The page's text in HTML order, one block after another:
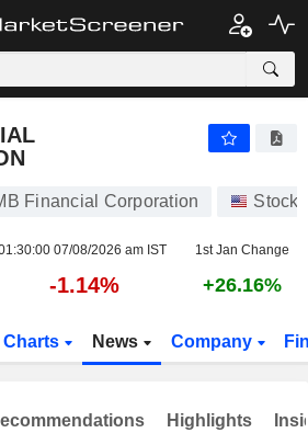
Financial Corporation Stocks
07/08/2026 am IST 1st Jan Change
-1.14% +26.16%
Charts News Company
Highlights